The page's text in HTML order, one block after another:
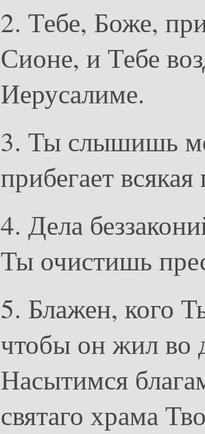
2. Тебе, Боже,
Сионе, и Тебе
Иерусалиме.
3. Ты слышишь
прибегает всякая
4. Дела
Ты очистишь
5. Блажен, кого
чтобы он жил во
Насытимся
святаго храма